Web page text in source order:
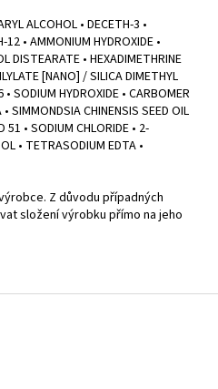
ALCOHOL • DECETH-3 •
12 • AMMONIUM HYDROXIDE •
DISTEARATE • HEXADIMETHRINE
[NANO] / SILICA DIMETHYL
SODIUM HYDROXIDE • CARBOMER
SIMMONDSIA CHINENSIS SEED OIL
51 • SODIUM CHLORIDE • 2-
• TETRASODIUM EDTA •
Z důvodu případných
složení výrobku přímo na jeho